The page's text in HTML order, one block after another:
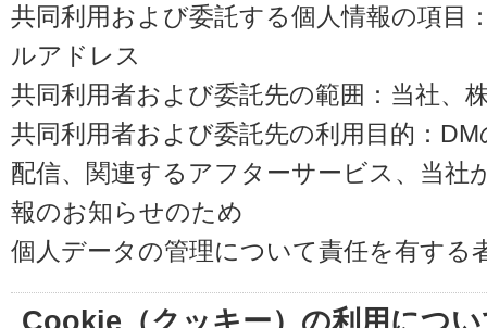
共同利用および委託する個人情報の項目
ルアドレス
共同利用者および委託先の範囲：当社、
共同利用者および委託先の利用目的：
配信、関連するアフターサービス、当社
報のお知らせのため
個人データの管理について責任を有する
Cookie（クッキー）の利用につ